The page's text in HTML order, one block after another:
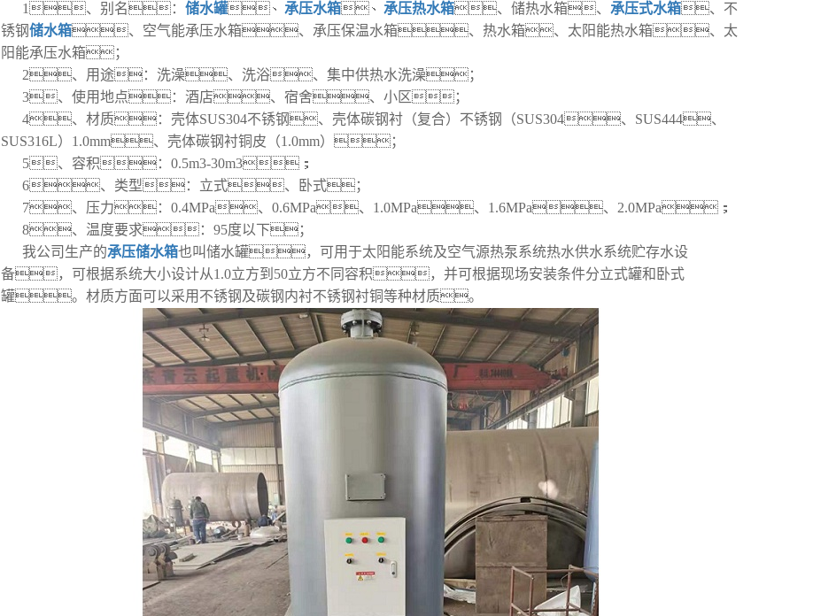
1、别名： 储水罐、 承压水箱、 承压热水箱、储热水箱、 承压式水箱、不
锈钢储水箱、空气能承压水箱、承压保温水箱、热水箱、太阳能热水箱、太
阳能承压水箱；
2、用途：洗澡、洗浴、集中供热水洗澡；
3、使用地点：酒店、宿舍、小区；
4、材质：壳体SUS304不锈钢、壳体碳钢衬（复合）不锈钢（SUS304、SUS444、
SUS316L）1.0mm、壳体碳钢衬铜皮（1.0mm）；
5、容积：0.5m3-30m3；
6、类型：立式、卧式；
7、压力：0.4MPa、0.6MPa、1.0MPa、1.6MPa、2.0MPa；
8、温度要求：95度以下；
我公司生产的承压储水箱也叫储水罐，可用于太阳能系统及空气源热泵系统热水供水系统贮存水设
备，可根据系统大小设计从1.0立方到50立方不同容积，并可根据现场安装条件分立式罐和卧式
罐。材质方面可以采用不锈钢及碳钢内衬不锈钢衬铜等种材质。